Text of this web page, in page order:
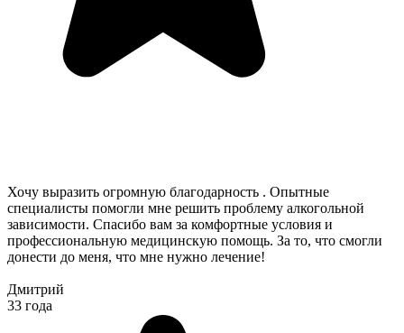
Хочу выразить огромную благодарность . Опытные
специалисты помогли мне решить проблему алкогольной
зависимости. Спасибо вам за комфортные условия и
профессиональную медицинскую помощь. За то, что смогли
донести до меня, что мне нужно лечение!
Дмитрий
33 года